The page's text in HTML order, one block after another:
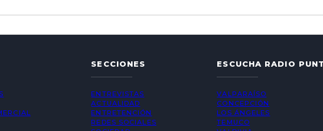
SECCIONES
ENTREVISTAS
ACTUALIDAD
ENTRETENCIÓN
REDES SOCIALES
ESCUCHA RADIO
VALPARAÍSO
CONCEPCIÓN
LOS ÁNGELES
TEMUCO